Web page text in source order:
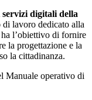
digitali della
di lavoro dedicato alla
l’obiettivo di fornire
la progettazione e la
la cittadinanza.
Manuale operativo di